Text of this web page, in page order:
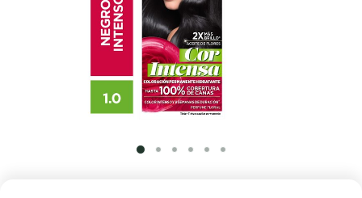
SLIDE 1
SLIDE 2
SLIDE 3
SLIDE 4
SLIDE 5
SLIDE 6